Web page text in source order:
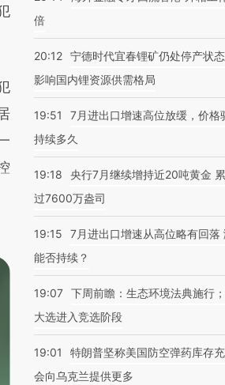
倍
20:12 宁德时代宜春锂矿仍处停产状
影响国内锂资源供需格局
19:51
7月进出口增速高位放缓，价格
持续多久
19:18
央行7月继续增持近20吨黄金
过7600万盎司
19:15
7月进出口增速从高位略有回落
能否持续？
19:07 下周前瞻：生态环境法典施行
大选进入竞选阶段
19:01
特朗普坚称美国防空弹药库存
会向乌克兰提供更多